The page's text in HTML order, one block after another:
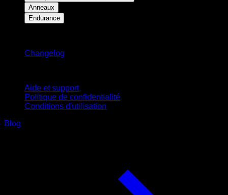
Anneaux
Endurance
Changelog
Aide et support
Politique de confidentialité
Conditions d'utilisation
Blog